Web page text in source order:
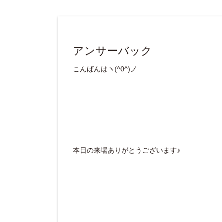
アンサーバック
こんばんはヽ(^0^)ノ
本日の来場ありがとうございます♪